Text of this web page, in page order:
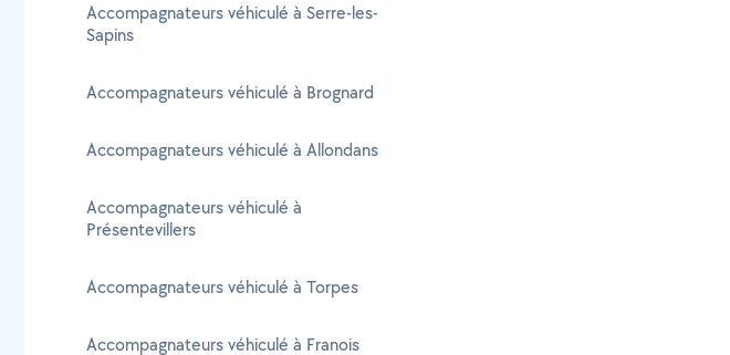
Accompagnateurs véhiculé à Serre-les-
Sapins
Accompagnateurs véhiculé à Brognard
Accompagnateurs véhiculé à Allondans
Accompagnateurs véhiculé à
Présentevillers
Accompagnateurs véhiculé à Torpes
Accompagnateurs véhiculé à Franois